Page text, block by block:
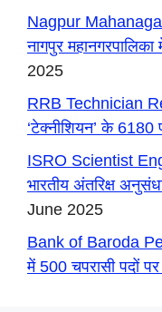
Nagpur
नागपुर महानगरपालिका
2025
RRB Technician
‘टेक्नीशियन’ के 6180
ISRO Scientist
भारतीय अंतरिक्ष
June 2025
Bank of Baroda
में 500 चपरासी पदों पर